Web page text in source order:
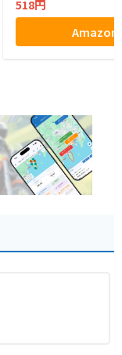
518円
Amazon